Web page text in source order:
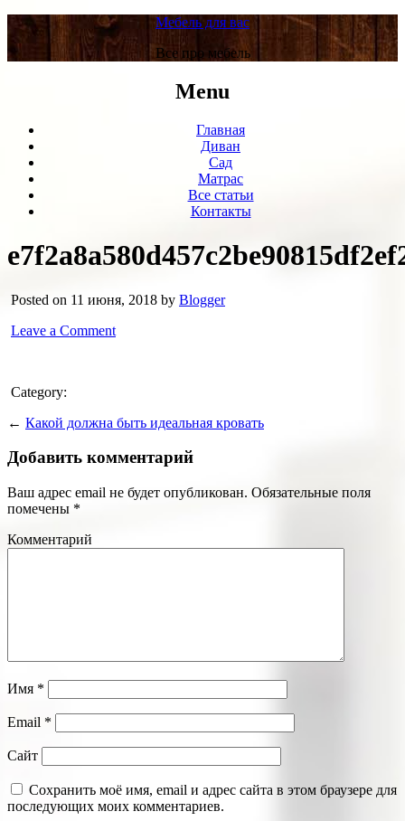
Мебель для вас
Все про мебель
Menu
Главная
Диван
Сад
Матрас
Все статьи
Контакты
Posted on 11 июня, 2018 by Blogger
Leave a Comment
Category:
← Какой должна быть идеальная кровать
Добавить комментарий
Ваш адрес email не будет опубликован. Обязательные поля
помечены *
Комментарий
Имя *
Email *
Сайт
Сохранить моё имя, email и адрес сайта в этом браузере для
последующих моих комментариев.